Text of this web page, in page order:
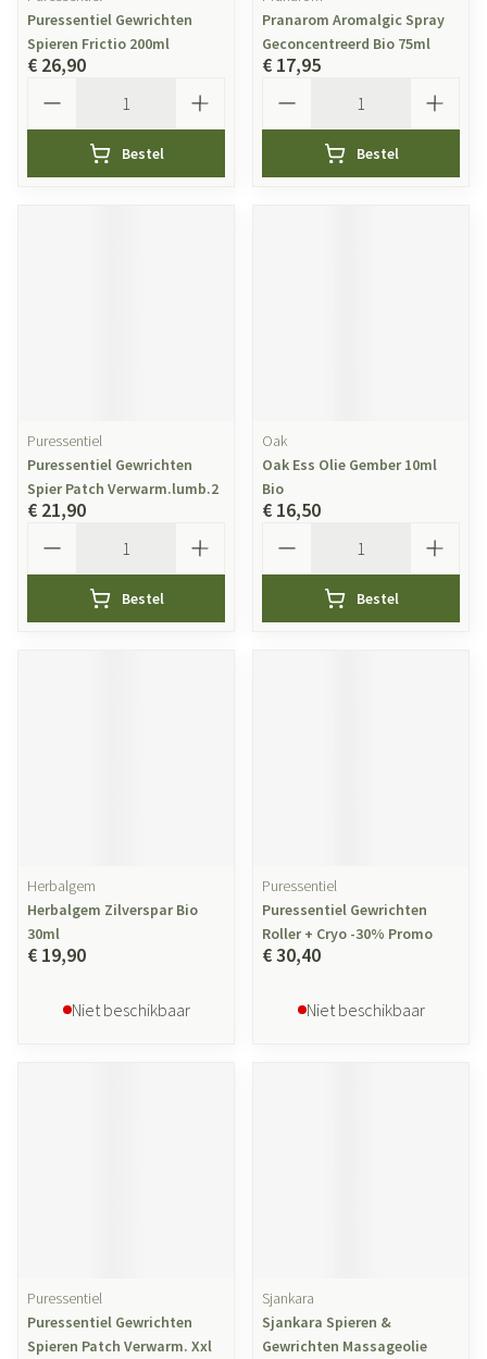
Puressentiel Gewrichten
Spieren Frictio 200ml
€ 26,90
Bestel
Pranarom Aromalgic Spray
Geconcentreerd Bio 75ml
€ 17,95
Bestel
Puressentiel
Puressentiel Gewrichten
Spier Patch Verwarm.lumb.2
€ 21,90
Bestel
Oak
Oak Ess Olie Gember 10ml
Bio
€ 16,50
Bestel
Herbalgem
Herbalgem Zilverspar Bio
30ml
€ 19,90
Niet beschikbaar
Puressentiel
Puressentiel Gewrichten
Roller + Cryo -30% Promo
€ 30,40
Niet beschikbaar
Puressentiel
Puressentiel Gewrichten
Spieren Patch Verwarm. Xxl
Sjankara
Sjankara Spieren &
Gewrichten Massageolie